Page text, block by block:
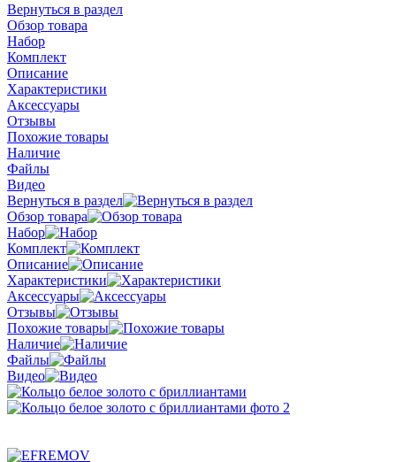
Вернуться в раздел
Обзор товара
Набор
Комплект
Описание
Характеристики
Аксессуары
Отзывы
Похожие товары
Наличие
Файлы
Видео
Вернуться в раздел
Обзор товара
Набор
Комплект
Описание
Характеристики
Аксессуары
Отзывы
Похожие товары
Наличие
Файлы
Видео